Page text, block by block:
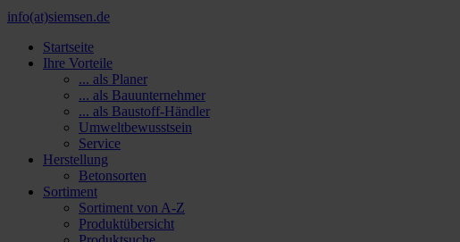
info(at)siemsen.de
Startseite
Ihre Vorteile
... als Planer
... als Bauunternehmer
... als Baustoff-Händler
Umweltbewusstsein
Service
Herstellung
Betonsorten
Sortiment
Sortiment von A-Z
Produktübersicht